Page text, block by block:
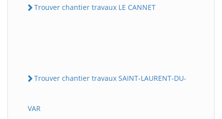
Trouver chantier travaux LE CANNET
Trouver chantier travaux SAINT-LAURENT-DU-
VAR